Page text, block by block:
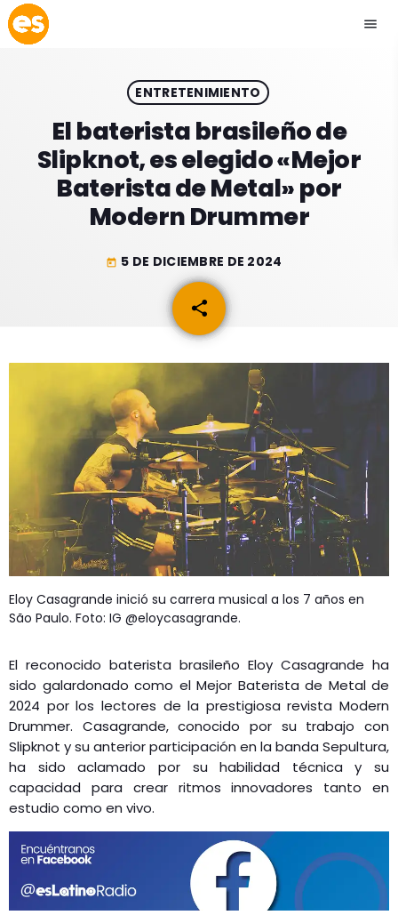
menu
EMISIÓN LA PAZ
play_arrow EMISIÓN COCHABAMBA
ESLATINO NEWS
GEEKERS
MÚSICA
ENTRETENIMIENTO
INICIO
RADIO SPLENDID
CONTACTO
ENTRETENIMIENTO
El baterista brasileño de
Slipknot, es elegido «Mejor
Baterista de Metal» por
Modern Drummer
today 5 DE DICIEMBRE DE 2024
share
email
Eloy Casagrande inició su carrera musical a los 7 años en
São Paulo. Foto: IG @eloycasagrande.
El reconocido baterista brasileño Eloy Casagrande ha
sido galardonado como el Mejor Baterista de Metal de
2024 por los lectores de la prestigiosa revista Modern
Drummer. Casagrande, conocido por su trabajo con
Slipknot y su anterior participación en la banda Sepultura,
ha sido aclamado por su habilidad técnica y su
capacidad para crear ritmos innovadores tanto en
estudio como en vivo.